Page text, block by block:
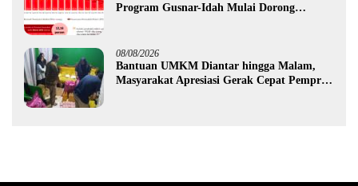
Program Gusnar-Idah Mulai Dorong
08/08/2026
Bantuan UMKM Diantar hingga Malam,
Masyarakat Apresiasi Gerak Cepat Pemprov